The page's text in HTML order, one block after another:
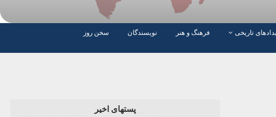
تاریخی فرهنگ و هنر نویسندگان
سخن روز
پستهای اخیر